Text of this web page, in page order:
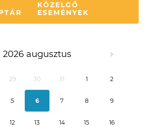
KÖZELGŐ
ESEMÉNYEK
2026 augusztus
29 30 31 1 2
5 6 7 8 9
12 13 14 15 16